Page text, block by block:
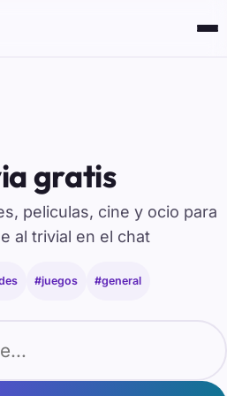
gratis
peliculas, cine y ocio para
al trivial en el chat
#juegos #general